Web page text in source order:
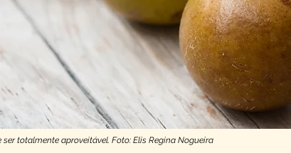
totalmente aproveitável. Foto: Elis Regina Nogueira